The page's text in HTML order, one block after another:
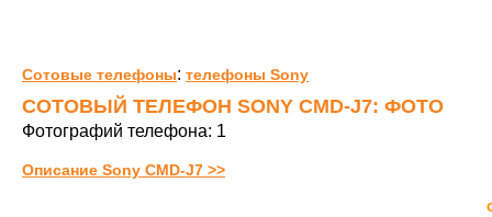
Сотовые телефоны: телефоны Sony
СОТОВЫЙ ТЕЛЕФОН SONY CMD-J7: ФОТО
Фотографий телефона: 1
Описание Sony CMD-J7 >>